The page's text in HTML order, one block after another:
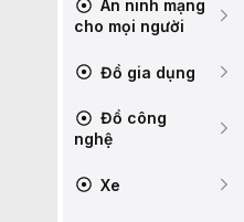
An ninh mạng
cho mọi người
Đồ gia dụng
Đồ công
nghệ
Xe